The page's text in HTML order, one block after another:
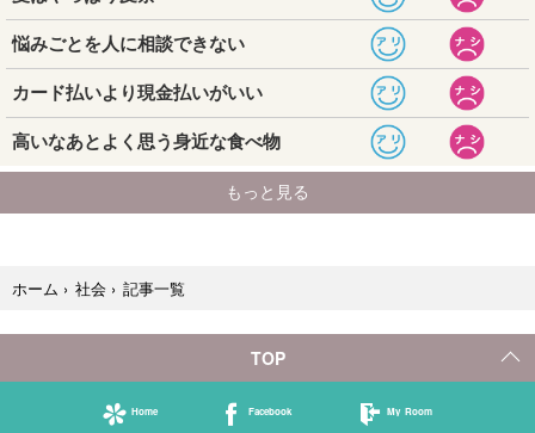
ホーム › 社会 › 記事一覧
TOP
Home Facebook My Room